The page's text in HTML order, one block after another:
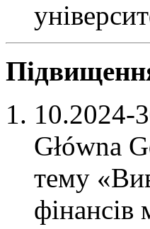
10.2024-
Główna
тему
фінансів